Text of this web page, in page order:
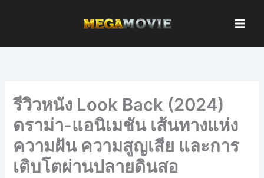
รีวิวหนัง Look Back (2024)
ดราม่า-แอนิเมชัน เส้นทางแห่ง
ความฝัน ความสูญเสีย และการ
เติบโตผ่านปลายดินสอ